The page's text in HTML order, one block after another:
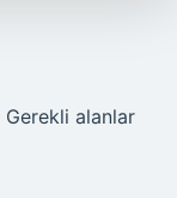
Gerekli alanlar